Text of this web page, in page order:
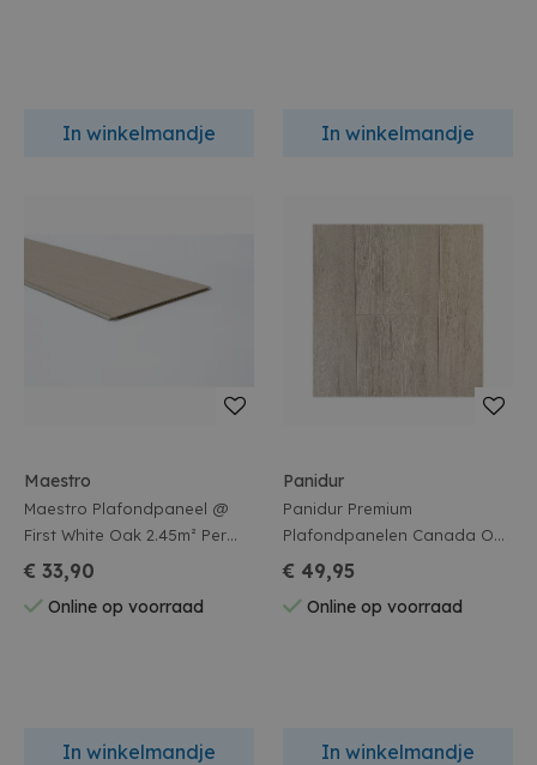
In winkelmandje In winkelmandje
Maestro
Maestro Plafondpaneel @
First White Oak 2.45m² Per
Pak
€ 33,90
Online op voorraad
In winkelmandje
Panidur
Panidur Premium
Plafondpanelen Canada Oak
2.6m² Per Pak
€ 49,95
Online op voorraad
In winkelmandje